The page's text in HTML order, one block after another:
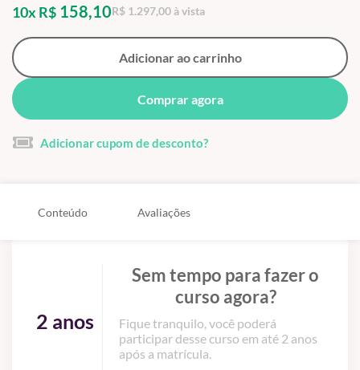
10x R$ 158,10R$ 1.297,00 à vista
Adicionar ao carrinho
Comprar agora
Adicionar cupom de desconto?
Conteúdo Avaliações
2 anos
Sem tempo para fazer o
curso agora?
Fique tranquilo, você poderá
participar desse curso em até 2 anos
após a matrícula.